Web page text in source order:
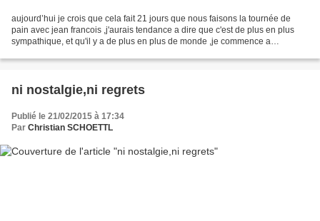
aujourd’hui je crois que cela fait 21 jours que nous faisons la tournée de
pain avec jean francois ,j'aurais tendance a dire que c'est de plus en plus
sympathique, et qu'il y a de plus en plus de monde ,je commence a
ni nostalgie,ni regrets
Publié le 21/02/2015 à 17:34
Par Christian SCHOETTL